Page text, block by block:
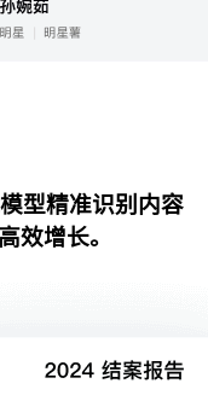
型精准识别内容
效增长。